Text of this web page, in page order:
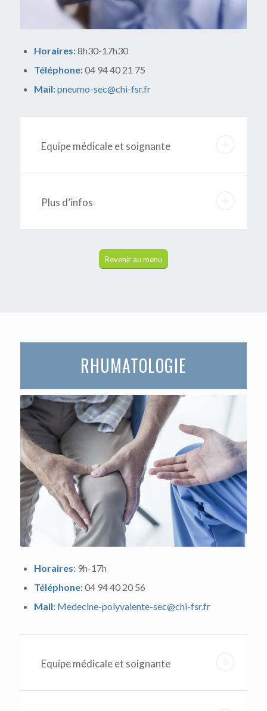
Horaires:8h30-17h30
Téléphone:04 94 40 21 75
Mail:pneumo-sec@chi-fsr.fr
Equipe médicale et soignante
Plus d’infos
Revenir au menu
RHUMATOLOGIE
Horaires:9h-17h
Téléphone:04 94 40 20 56
Mail: Medecine-polyvalente-sec@chi-fsr.fr
Equipe médicale et soignante